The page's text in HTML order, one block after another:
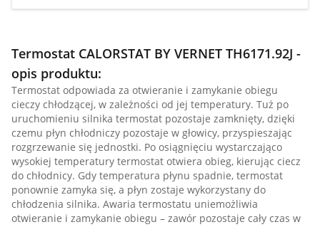
Termostat CALORSTAT BY VERNET TH6171.92J -
opis produktu:
Termostat odpowiada za otwieranie i zamykanie obiegu
cieczy chłodzącej, w zależności od jej temperatury. Tuż po
uruchomieniu silnika termostat pozostaje zamknięty, dzięki
czemu płyn chłodniczy pozostaje w głowicy, przyspieszając
rozgrzewanie się jednostki. Po osiągnięciu wystarczająco
wysokiej temperatury termostat otwiera obieg, kierując ciecz
do chłodnicy. Gdy temperatura płynu spadnie, termostat
ponownie zamyka się, a płyn zostaje wykorzystany do
chłodzenia silnika. Awaria termostatu uniemożliwia
otwieranie i zamykanie obiegu – zawór pozostaje cały czas w